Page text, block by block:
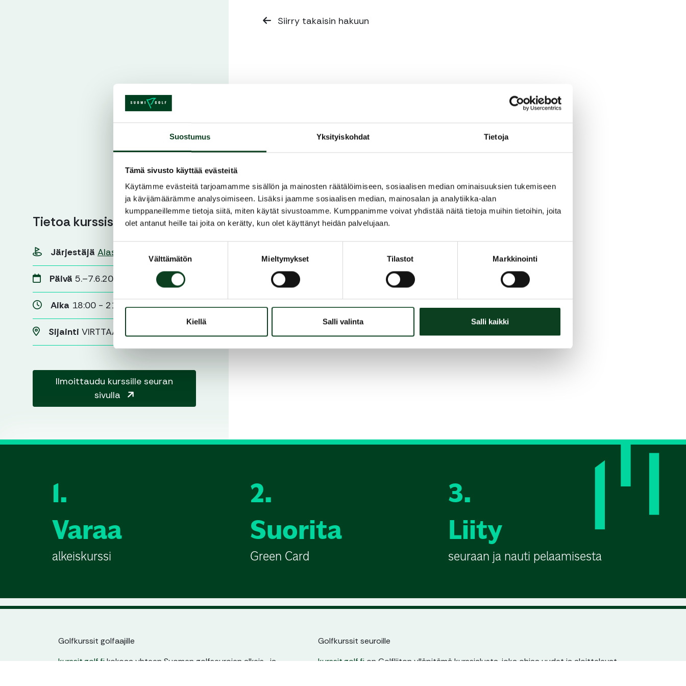
Suostumus Yksityiskohdat Tietoja
Tämä sivusto käyttää evästeitä
Käytämme evästeitä tarjoamamme sisällön ja mainosten räätälöimiseen, sosiaalisen median ominaisuuksien tukemiseen
ja kävijämäärämme analysoimiseen. Lisäksi jaamme sosiaalisen median, mainosalan ja analytiikka-alan
kumppaneillemme tietoja siitä, miten käytät sivustoamme. Kumppanimme voivat yhdistää näitä tietoja muihin tietoihin, joita
olet antanut heille tai joita on kerätty, kun olet käyttänyt heidän palvelujaan.
valinta
Välttämätön Mieltymykset Tilastot Markkinointi
Kiellä Salli valinta Salli kaikki
Tietoa kurssista
Järjestäjä Alastaro Golf
Päivä 5.–7.6.2023
Aika 18:00 - 21:00
Sijainti VIRTTAA
Ilmoittaudu kurssille seuran
sivulla
Siirry takaisin hakuun
1.
Varaa
alkeiskurssi
2.
Suorita
Green Card
3.
Liity
seuraan ja nauti pelaamisesta
Golfkurssit golfaajille
kurssit.golf.fikokoaa yhteen Suomen golfseurojen alkeis- ja
Golfkurssit seuroille
kurssit.golf.fi on Golfliiton ylläpitämä kurssialusta, joka ohjaa uudet ja aloittelevat